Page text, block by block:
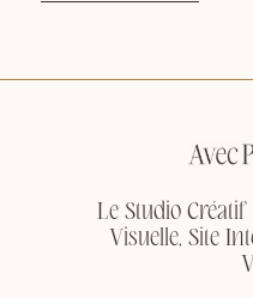
Le Studio
Visuelle, Site